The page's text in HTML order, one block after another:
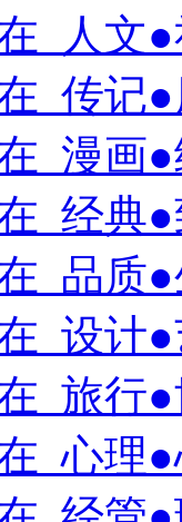
人文
传记
漫画
经典
品质
设计
旅行
心理